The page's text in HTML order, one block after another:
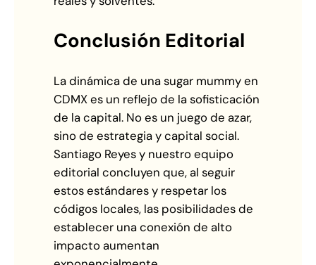
Conclusión Editorial
La dinámica de una sugar mummy en
CDMX es un reflejo de la sofisticación
de la capital. No es un juego de azar,
sino de estrategia y capital social.
Santiago Reyes y nuestro equipo
editorial concluyen que, al seguir
estos estándares y respetar los
códigos locales, las posibilidades de
establecer una conexión de alto
impacto aumentan